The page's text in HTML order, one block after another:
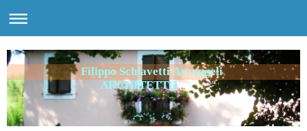
Filippo Schiavetti Arcangeli
ARCHITETTO